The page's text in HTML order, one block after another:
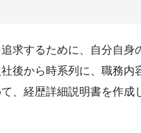
求するために、自分自身
後から時系列に、職務内
、経歴詳細説明書を作成